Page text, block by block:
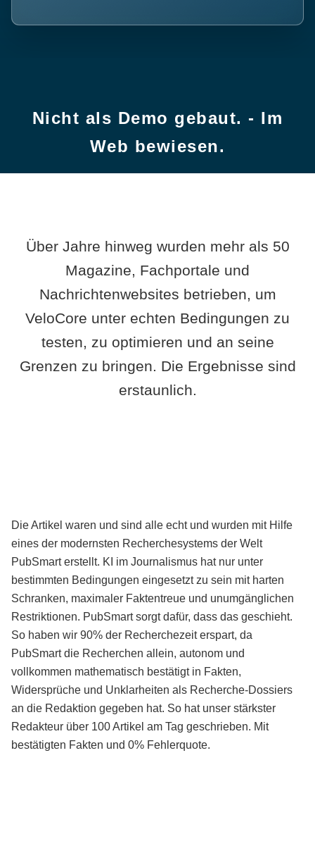
Nicht als Demo gebaut. - Im
Web bewiesen.
Über Jahre hinweg wurden mehr als 50
Magazine, Fachportale und
Nachrichtenwebsites betrieben, um
VeloCore unter echten Bedingungen zu
testen, zu optimieren und an seine
Grenzen zu bringen. Die Ergebnisse sind
erstaunlich.
Die Artikel waren und sind alle echt und wurden mit Hilfe
eines der modernsten Recherchesystems der Welt
PubSmart erstellt. KI im Journalismus hat nur unter
bestimmten Bedingungen eingesetzt zu sein mit harten
Schranken, maximaler Faktentreue und unumgänglichen
Restriktionen. PubSmart sorgt dafür, dass das geschieht.
So haben wir 90% der Recherchezeit erspart, da
PubSmart die Recherchen allein, autonom und
vollkommen mathematisch bestätigt in Fakten,
Widersprüche und Unklarheiten als Recherche-Dossiers
an die Redaktion gegeben hat. So hat unser stärkster
Redakteur über 100 Artikel am Tag geschrieben. Mit
bestätigten Fakten und 0% Fehlerquote.